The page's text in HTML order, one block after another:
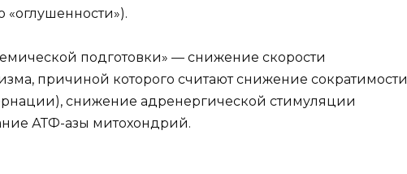
подготовки» — снижение скорости
причиной которого считают снижение сократимости
снижение адренергической стимуляции
АТФ-азы митохондрий.